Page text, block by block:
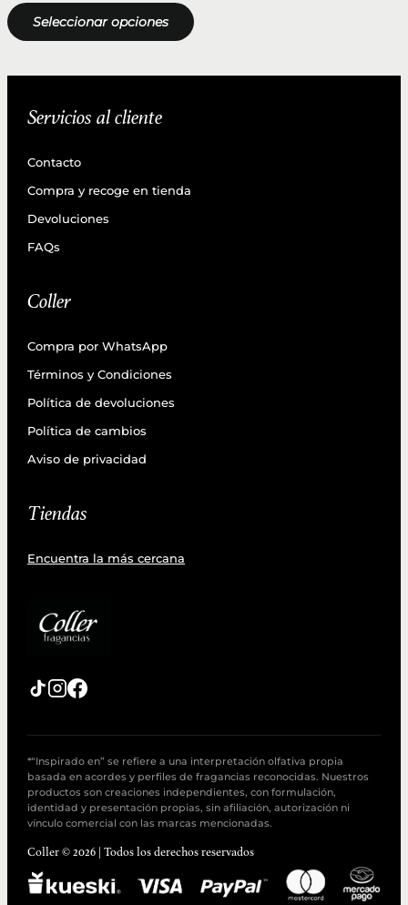
Seleccionar opciones
Servicios al cliente
Contacto
Compra y recoge en tienda
Devoluciones
FAQs
Coller
Compra por WhatsApp
Términos y Condiciones
Política de devoluciones
Política de cambios
Aviso de privacidad
Tiendas
Encuentra la más cercana
*“Inspirado en” se refiere a una interpretación olfativa propia
basada en acordes y perfiles de fragancias reconocidas. Nuestros
productos son creaciones independientes, con formulación,
identidad y presentación propias, sin afiliación, autorización ni
vínculo comercial con las marcas mencionadas.
Coller © 2026 | Todos los derechos reservados